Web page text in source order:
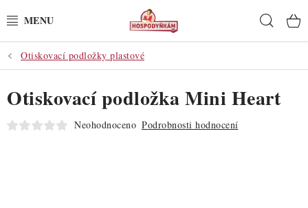
na
POTŘEBY
POMŮCKY
SUROVINY
Otiskovací podložky plastové
Otiskovací podložka Mini Heart
Neohodnoceno Podrobnosti hodnocení